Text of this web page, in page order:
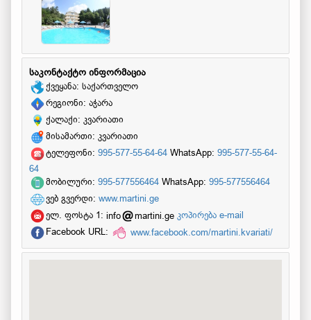
საკონტაქტო ინფორმაცია
ქვეყანა: საქართველო
რეგიონი: აჭარა
ქალაქი: კვარიათი
მისამართი: კვარიათი
ტელეფონი: 995-577-55-64-64 WhatsApp: 995-577-55-64-
64
მობილური: 995-577556464 WhatsApp: 995-577556464
ვებ გვერდი: www.martini.ge
ელ. ფოსტა 1: info martini.ge კოპირება e-mail
Facebook URL:
www.facebook.com/martini.kvariati/